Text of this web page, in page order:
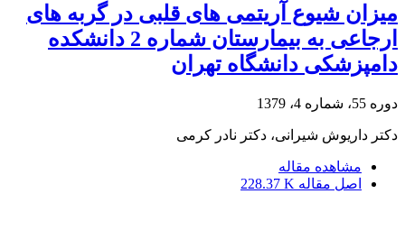
میزان شیوع آریتمی های قلبی در گربه های
ارجاعی به بیمارستان شماره 2 دانشکده
دامپزشکی دانشگاه تهران
دوره 55، شماره 4، 1379
دکتر داریوش شیرانی، دکتر نادر کرمی
مشاهده مقاله
اصل مقاله 228.37 K